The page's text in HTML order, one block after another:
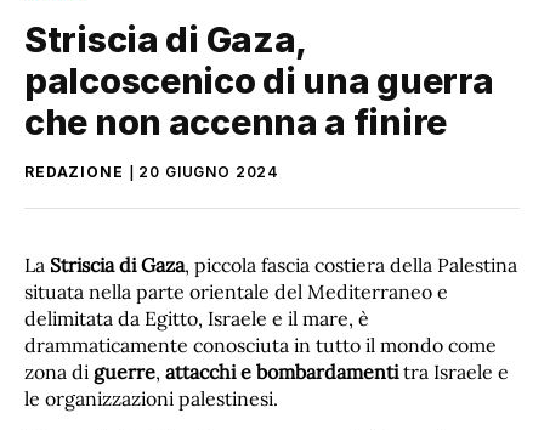
Striscia di Gaza,
palcoscenico di una guerra
che non accenna a finire
REDAZIONE 20 GIUGNO 2024
La Striscia di Gaza, piccola fascia costiera della Palestina
situata nella parte orientale del Mediterraneo e
delimitata da Egitto, Israele e il mare, è
drammaticamente conosciuta in tutto il mondo come
zona di guerre, attacchi e bombardamentitra Israele e
le organizzazioni palestinesi.